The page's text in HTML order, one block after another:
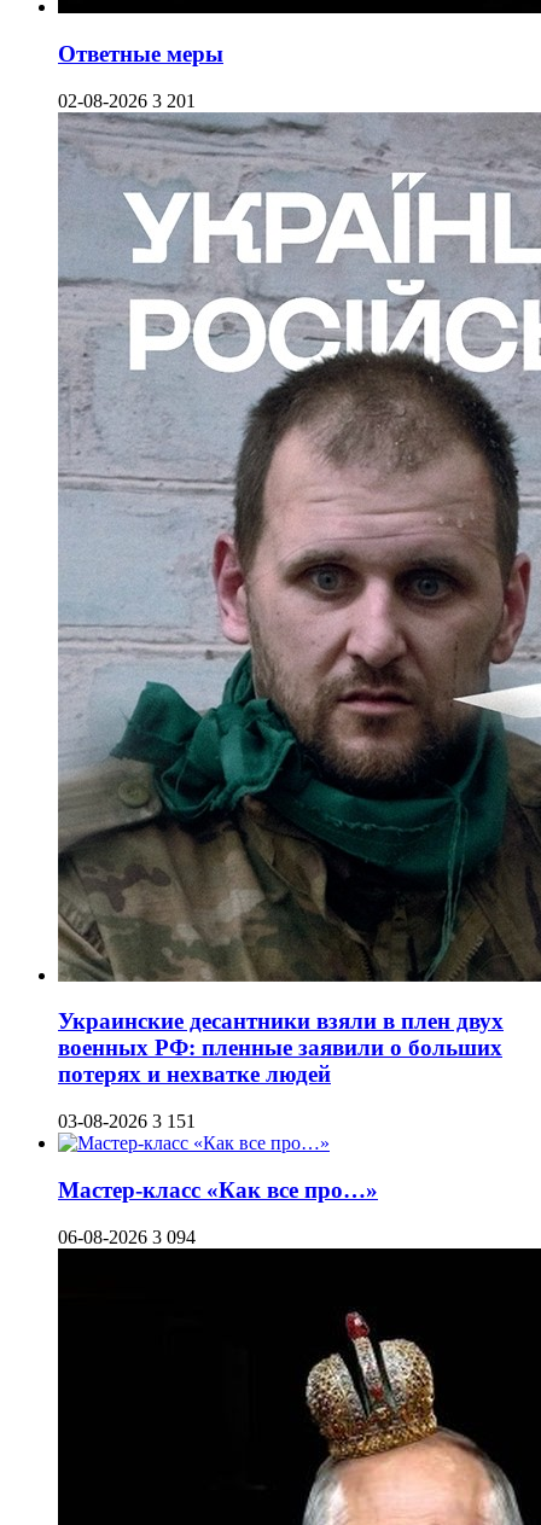
Ответные меры
02-08-2026 3 201
Украинские десантники взяли в плен двух
военных РФ: пленные заявили о больших
потерях и нехватке людей
03-08-2026 3 151
Мастер-класс «Как все про…»
06-08-2026 3 094